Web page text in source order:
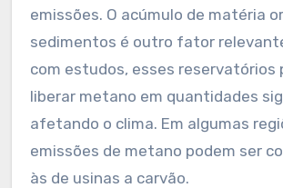
emissões. O acúmulo de matéria
sedimentos é outro fator
com estudos, esses reservatórios
liberar metano em quantidades
afetando o clima. Em algumas
emissões de metano podem ser
às de usinas a carvão.